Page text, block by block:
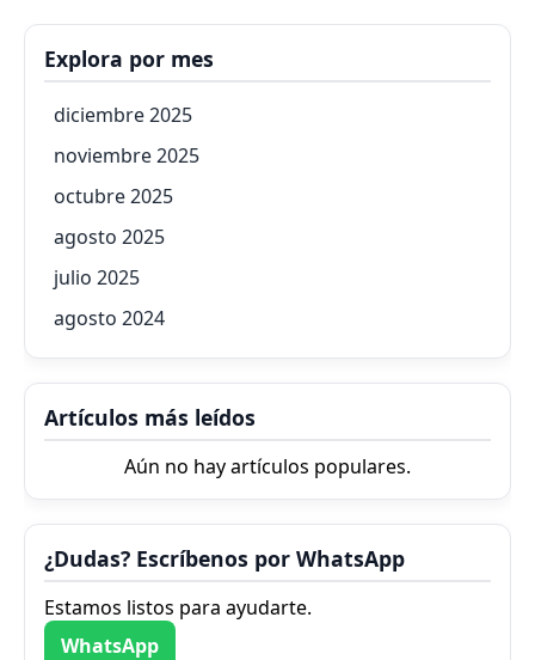
Explora por mes
diciembre 2025
noviembre 2025
octubre 2025
agosto 2025
julio 2025
agosto 2024
Artículos más leídos
Aún no hay artículos populares.
¿Dudas? Escríbenos por WhatsApp
Estamos listos para ayudarte.
WhatsApp